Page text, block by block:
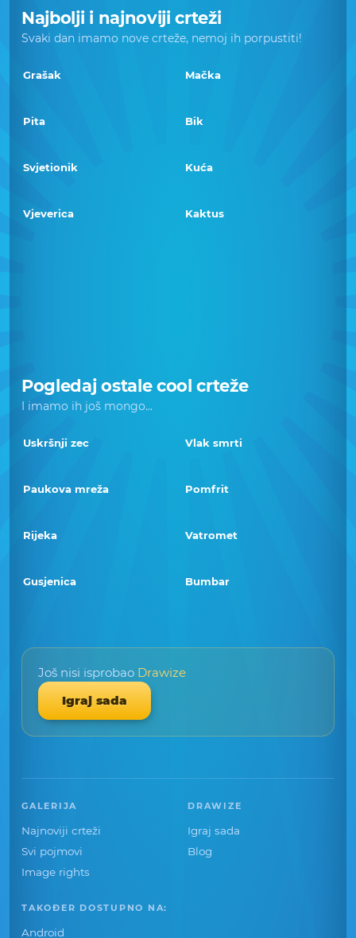
Najbolji i najnoviji crteži
Svaki dan imamo nove crteže, nemoj ih porpustiti!
Grašak Mačka
Pita Bik
Svjetionik Kuća
Vjeverica Kaktus
Pogledaj ostale cool crteže
I imamo ih još mongo...
Uskršnji zec Vlak smrti
Paukova mreža Pomfrit
Rijeka Vatromet
Gusjenica Bumbar
Još nisi isprobao Drawize
Igraj sada
GALERIJA
Najnoviji crteži
Svi pojmovi
Image rights
DRAWIZE
Igraj sada
Blog
TAKOĐER DOSTUPNO NA:
Android